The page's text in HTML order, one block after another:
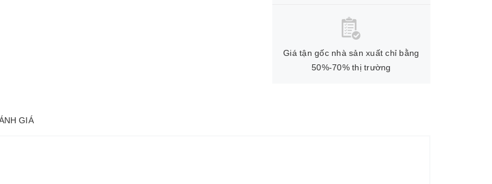
Giá tận gốc nhà sản xuất chỉ bằng
50%-70% thị trường
GIÁ